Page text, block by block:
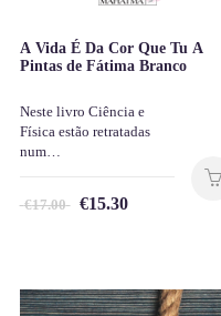
A Vida É Da Cor Que Tu A
Pintas de Fátima Branco
Neste livro Ciência e
Física estão retratadas
num…
€17.00 €15.30